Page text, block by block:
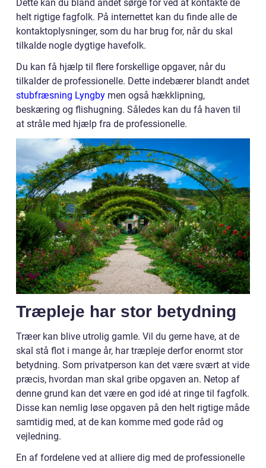
Dette kan du bland andet sørge for ved at kontakte de
helt rigtige fagfolk. På internettet kan du finde alle de
kontaktoplysninger, som du har brug for, når du skal
tilkalde nogle dygtige havefolk.
Du kan få hjælp til flere forskellige opgaver, når du
tilkalder de professionelle. Dette indebærer blandt andet
stubfræsning Lyngby men også hækklipning,
beskæring og flishugning. Således kan du få haven til
at stråle med hjælp fra de professionelle.
Træpleje har stor betydning
Træer kan blive utrolig gamle. Vil du gerne have, at de
skal stå flot i mange år, har træpleje derfor enormt stor
betydning. Som privatperson kan det være svært at vide
præcis, hvordan man skal gribe opgaven an. Netop af
denne grund kan det være en god idé at ringe til fagfolk.
Disse kan nemlig løse opgaven på den helt rigtige måde
samtidig med, at de kan komme med gode råd og
vejledning.
En af fordelene ved at alliere dig med de professionelle